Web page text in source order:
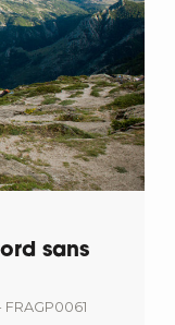
sans